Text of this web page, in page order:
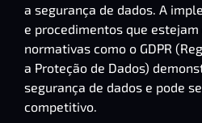
a segurança de dados. A
e procedimentos que
normativas como o GDPR
a Proteção de Dados)
segurança de dados e pode
competitivo.